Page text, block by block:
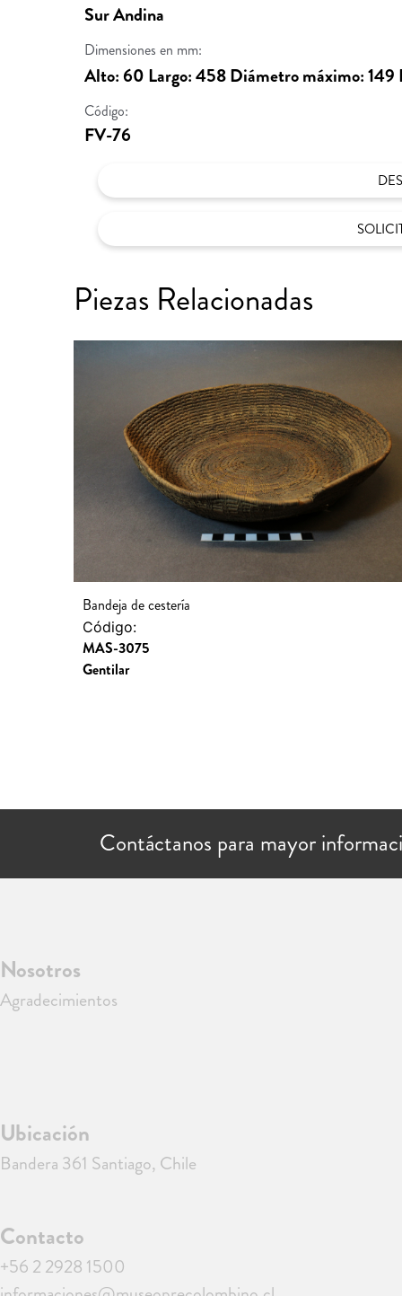
Sur Andina
Dimensiones en mm:
Alto: 60 Largo: 458 Diámetro máximo:
Código:
FV-76
Piezas Relacionadas
Bandeja de cestería
Código:
MAS-3075
Gentilar
Contáctanos para mayor
Nosotros
Agradecimientos
Ubicación
Bandera 361 Santiago, Chile
Contacto
+56 2 2928 1500